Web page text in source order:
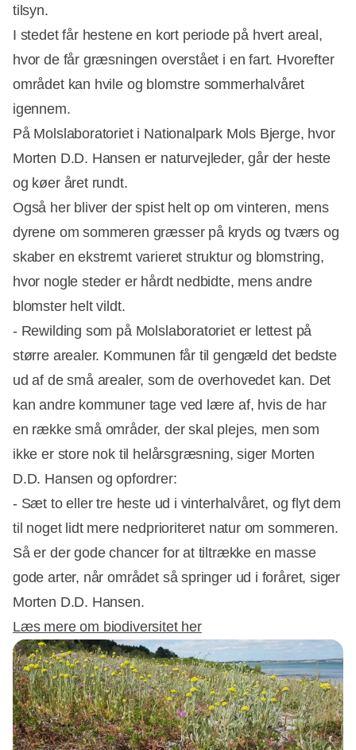
tilsyn.
I stedet får hestene en kort periode på hvert areal,
hvor de får græsningen overstået i en fart. Hvorefter
området kan hvile og blomstre sommerhalvåret
igennem.
På Molslaboratoriet i Nationalpark Mols Bjerge, hvor
Morten D.D. Hansen er naturvejleder, går der heste
og køer året rundt.
Også her bliver der spist helt op om vinteren, mens
dyrene om sommeren græsser på kryds og tværs og
skaber en ekstremt varieret struktur og blomstring,
hvor nogle steder er hårdt nedbidte, mens andre
blomster helt vildt.
- Rewilding som på Molslaboratoriet er lettest på
større arealer. Kommunen får til gengæld det bedste
ud af de små arealer, som de overhovedet kan. Det
kan andre kommuner tage ved lære af, hvis de har
en række små områder, der skal plejes, men som
ikke er store nok til helårsgræsning, siger Morten
D.D. Hansen og opfordrer:
- Sæt to eller tre heste ud i vinterhalvåret, og flyt dem
til noget lidt mere nedprioriteret natur om sommeren.
Så er der gode chancer for at tiltrække en masse
gode arter, når området så springer ud i foråret, siger
Morten D.D. Hansen.
Læs mere om biodiversitet her